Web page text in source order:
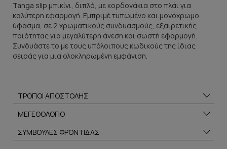
Tanga slip μπικίνι, διπλό, με κορδονάκια στο πλάι για
καλύτερη εφαρμογή. Εμπριμέ τυπωμένο και μονόχρωμο
ύφασμα, σε 2 χρωματικούς συνδυασμούς, εξαιρετικής
ποιότητας για μεγαλύτερη άνεση και σωστή εφαρμογή.
Συνδυάστε το με τους υπόλοιπους κωδικούς της ίδιας
σειράς για μια ολοκληρωμένη εμφάνιση.
ΤΡΟΠΟΙ ΑΠΟΣΤΟΛΗΣ
ΜΕΓΕΘΟΛΟΓΙΟ
ΣΥΜΒΟΥΛΕΣ ΦΡΟΝΤΙΔΑΣ